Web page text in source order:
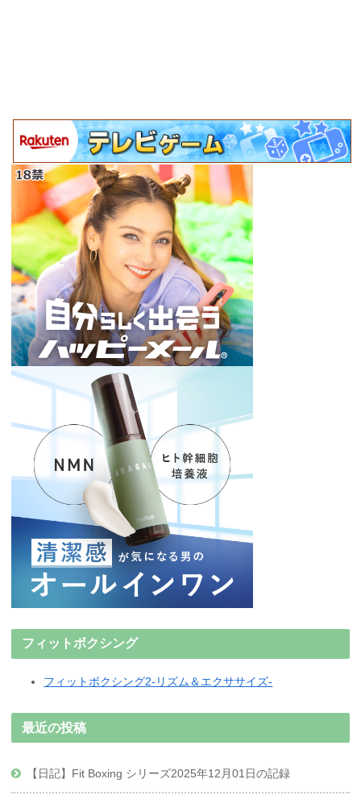
フィットボクシング
フィットボクシング2-リズム＆エクササイズ-
最近の投稿
【日記】Fit Boxing シリーズ2025年12月01日の記録